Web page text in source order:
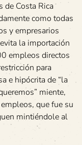
de Costa Rica
como todas
y empresarios
la importación
empleos directos
para
e hipócrita de “la
miente,
que fue su
mintiéndole al